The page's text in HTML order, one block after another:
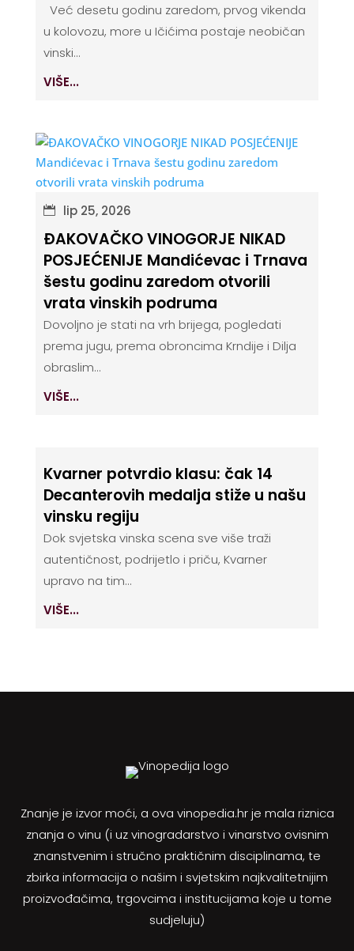
Već desetu godinu zaredom, prvog vikenda
u kolovozu, more u Ičićima postaje neobičan
vinski...
VIŠE...
lip 25, 2026
ĐAKOVAČKO VINOGORJE NIKAD
POSJEĆENIJE Mandićevac i Trnava
šestu godinu zaredom otvorili
vrata vinskih podruma
Dovoljno je stati na vrh brijega, pogledati
prema jugu, prema obroncima Krndije i Dilja
obraslim...
VIŠE...
Kvarner potvrdio klasu: čak 14
Decanterovih medalja stiže u našu
vinsku regiju
Dok svjetska vinska scena sve više traži
autentičnost, podrijetlo i priču, Kvarner
upravo na tim...
VIŠE...
Znanje je izvor moći, a ova vinopedia.hr je mala riznica
znanja o vinu (i uz vinogradarstvo i vinarstvo ovisnim
znanstvenim i stručno praktičnim disciplinama, te
zbirka informacija o našim i svjetskim najkvalitetnijim
proizvođačima, trgovcima i institucijama koje u tome
sudjeluju)